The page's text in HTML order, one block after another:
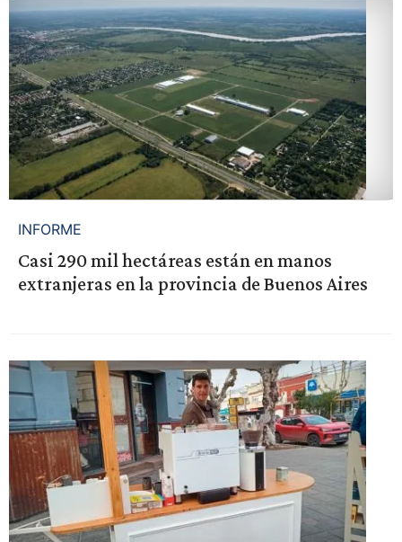
INFORME
Casi 290 mil hectáreas están en manos
extranjeras en la provincia de Buenos Aires